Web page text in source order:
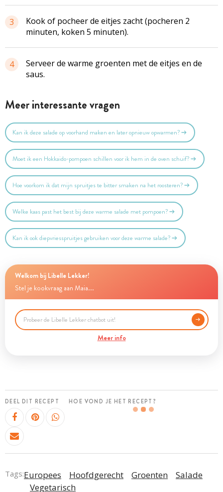
3
Kook of pocheer de eitjes zacht (pocheren 2
minuten, koken 5 minuten).
4
Serveer de warme groenten met de eitjes en de
saus.
Meer interessante vragen
Kan ik deze salade op voorhand maken en later opnieuw opwarmen?
Moet ik een Hokkaido-pompoen schillen voor ik hem in de oven schuif?
Hoe voorkom ik dat mijn spruitjes te bitter smaken na het roosteren?
Welke kaas past het best bij deze warme salade met pompoen?
Kan ik ook diepvriesspruitjes gebruiken voor deze warme salade?
Welkom bij Libelle Lekker!
Stel je kookvraag aan Maia...
Meer info
DEEL DIT RECEPT HOE VOND JE HET RECEPT?
Tags:Europees Hoofdgerecht Groenten
Salade
Vegetarisch